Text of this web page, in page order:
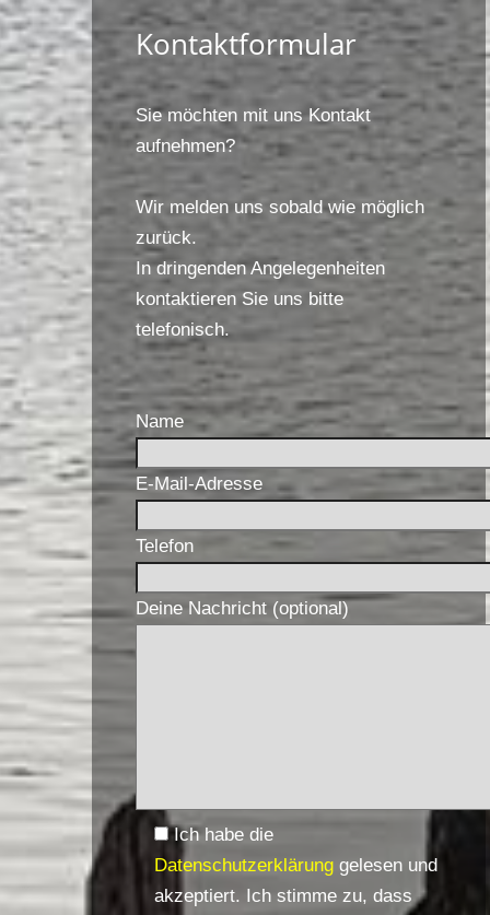
Kontaktformular
Sie möchten mit uns Kontakt
aufnehmen?
Wir melden uns sobald wie möglich
zurück.
In dringenden Angelegenheiten
kontaktieren Sie uns bitte
telefonisch.
Name
E-Mail-Adresse
Telefon
Deine Nachricht (optional)
Ich habe die
Datenschutzerklärung gelesen und
akzeptiert. Ich stimme zu, dass